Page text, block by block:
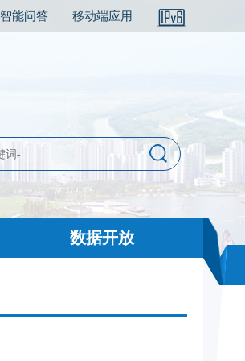
智能问答 移动端应用
数据开放